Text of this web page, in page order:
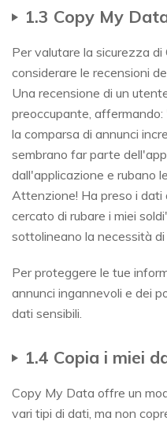
1.3 Copy My
Per valutare la sicurezza
considerare le recensioni
Una recensione di un
preoccupante,
la comparsa di annunci
sembrano far parte
dall'applicazione e rubano
Attenzione! Ha preso i dati
cercato di rubare i miei
sottolineano la necessità di
Per proteggere le tue
annunci ingannevoli e dei
dati sensibili.
1.4 Copia i miei
Copy My Data offre un
vari tipi di dati, ma non